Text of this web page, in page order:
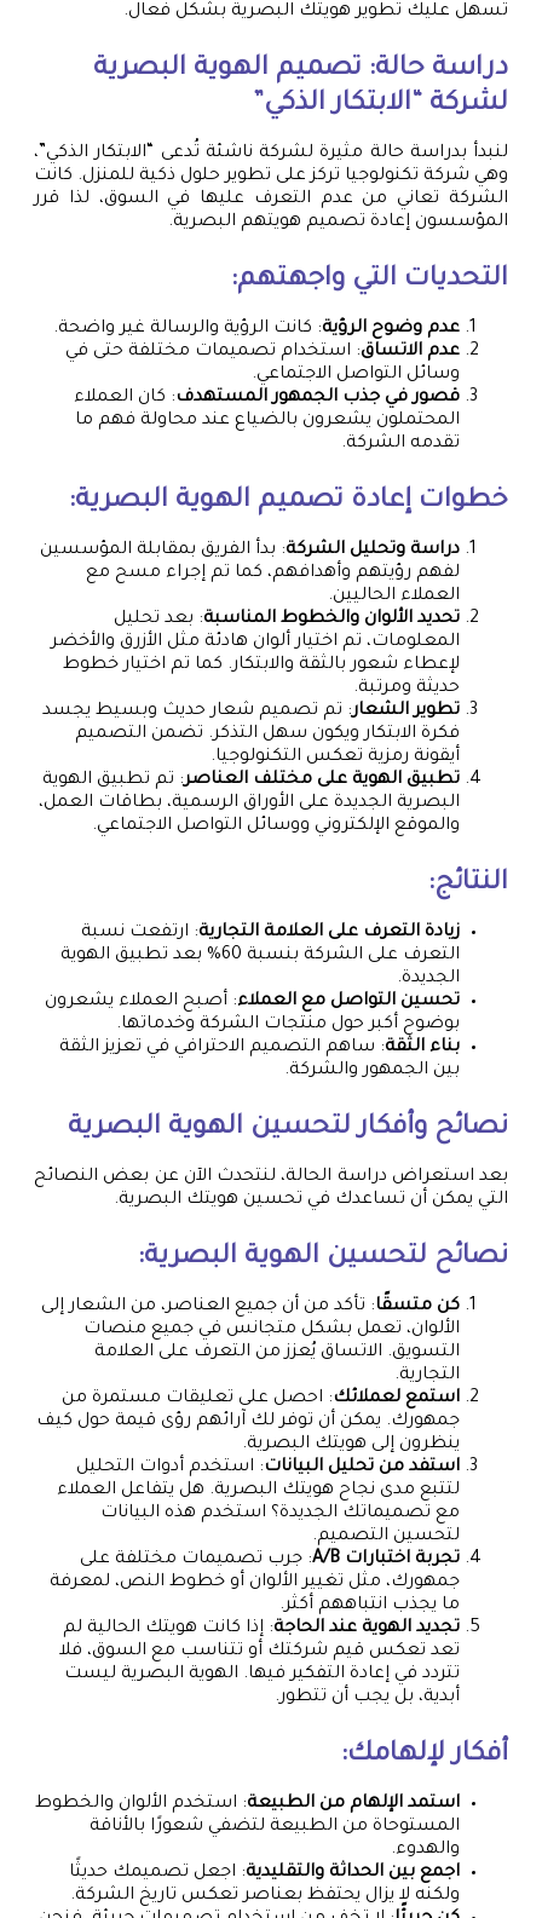
تسهل عليك تطوير هويتك البصرية بشكل فعال.
دراسة حالة: تصميم الهوية البصرية
لشركة “الابتكار الذكي”
لنبدأ بدراسة حالة مثيرة لشركة ناشئة تُدعى “الابتكار الذكي”،
وهي شركة تكنولوجيا تركز على تطوير حلول ذكية للمنزل. كانت
الشركة تعاني من عدم التعرف عليها في السوق، لذا قرر
المؤسسون إعادة تصميم هويتهم البصرية.
التحديات التي واجهتهم:
عدم وضوح الرؤية: كانت الرؤية والرسالة غير واضحة.
عدم الاتساق: استخدام تصميمات مختلفة حتى في
وسائل التواصل الاجتماعي.
قصور في جذب الجمهور المستهدف: كان العملاء
المحتملون يشعرون بالضياع عند محاولة فهم ما
تقدمه الشركة.
خطوات إعادة تصميم الهوية البصرية:
دراسة وتحليل الشركة: بدأ الفريق بمقابلة المؤسسين
لفهم رؤيتهم وأهدافهم، كما تم إجراء مسح مع
العملاء الحاليين.
تحديد الألوان والخطوط المناسبة: بعد تحليل
المعلومات، تم اختيار ألوان هادئة مثل الأزرق والأخضر
لإعطاء شعور بالثقة والابتكار. كما تم اختيار خطوط
حديثة ومرتبة.
تطوير الشعار: تم تصميم شعار حديث وبسيط يجسد
فكرة الابتكار ويكون سهل التذكر. تضمن التصميم
أيقونة رمزية تعكس التكنولوجيا.
تطبيق الهوية على مختلف العناصر: تم تطبيق الهوية
البصرية الجديدة على الأوراق الرسمية، بطاقات العمل،
والموقع الإلكتروني ووسائل التواصل الاجتماعي.
النتائج:
زيادة التعرف على العلامة التجارية: ارتفعت نسبة
التعرف على الشركة بنسبة 60% بعد تطبيق الهوية
الجديدة.
تحسين التواصل مع العملاء: أصبح العملاء يشعرون
بوضوح أكبر حول منتجات الشركة وخدماتها.
بناء الثقة: ساهم التصميم الاحترافي في تعزيز الثقة
بين الجمهور والشركة.
نصائح وأفكار لتحسين الهوية البصرية
بعد استعراض دراسة الحالة، لنتحدث الآن عن بعض النصائح
التي يمكن أن تساعدك في تحسين هويتك البصرية.
نصائح لتحسين الهوية البصرية:
كن متسقًا: تأكد من أن جميع العناصر، من الشعار إلى
الألوان، تعمل بشكل متجانس في جميع منصات
التسويق. الاتساق يُعزز من التعرف على العلامة
التجارية.
استمع لعملائك: احصل على تعليقات مستمرة من
جمهورك. يمكن أن توفر لك آرائهم رؤى قيمة حول كيف
ينظرون إلى هويتك البصرية.
استفد من تحليل البيانات: استخدم أدوات التحليل
لتتبع مدى نجاح هويتك البصرية. هل يتفاعل العملاء
مع تصميماتك الجديدة؟ استخدم هذه البيانات
لتحسين التصميم.
تجربة اختبارات A/B
: جرب تصميمات مختلفة على
جمهورك، مثل تغيير الألوان أو خطوط النص، لمعرفة
ما يجذب انتباههم أكثر.
تجديد الهوية عند الحاجة: إذا كانت هويتك الحالية لم
تعد تعكس قيم شركتك أو تتناسب مع السوق، فلا
تتردد في إعادة التفكير فيها. الهوية البصرية ليست
أبدية، بل يجب أن تتطور.
أفكار لإلهامك:
استمد الإلهام من الطبيعة: استخدم الألوان والخطوط
المستوحاة من الطبيعة لتضفي شعورًا بالأناقة
والهدوء.
اجمع بين الحداثة والتقليدية: اجعل تصميمك حديثًا
ولكنه لا يزال يحتفظ بعناصر تعكس تاريخ الشركة.